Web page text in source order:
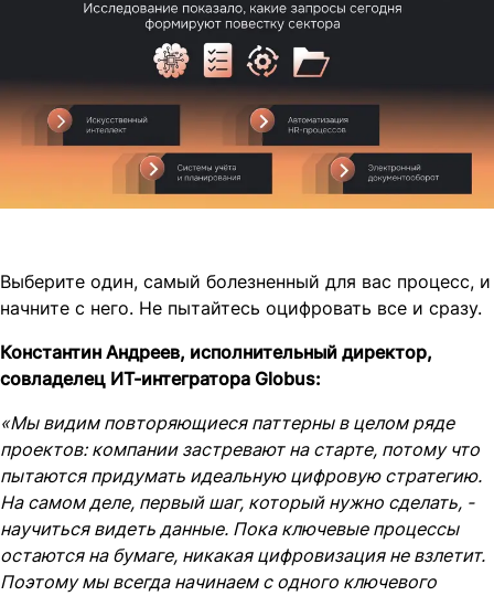
Выберите один, самый болезненный для вас процесс, и
начните с него. Не пытайтесь оцифровать все и сразу.
Константин Андреев, исполнительный директор,
совладелец ИТ-интегратора Globus:
«Мы видим повторяющиеся паттерны в целом ряде
проектов: компании застревают на старте, потому что
пытаются придумать идеальную цифровую стратегию.
На самом деле, первый шаг, который нужно сделать, -
научиться видеть данные. Пока ключевые процессы
остаются на бумаге, никакая цифровизация не взлетит.
Поэтому мы всегда начинаем с одного ключевого